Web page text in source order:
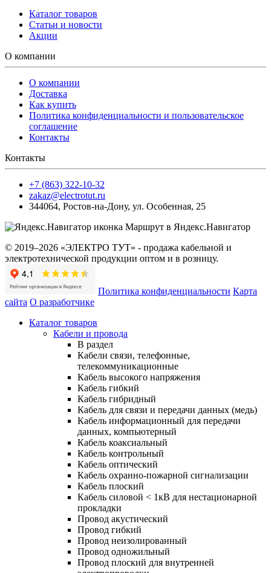
Каталог товаров
Статьи и новости
Акции
О компании
О компании
Доставка
Как купить
Политика конфиденциальности и пользовательское
соглашение
Контакты
Контакты
+7 (863) 322-10-32
zakaz@electrotut.ru
344064, Ростов-на-Дону, ул. Особенная, 25
Маршрут в Яндекс.Навигатор
© 2019–2026 «ЭЛЕКТРО ТУТ» - продажа кабельной и
электротехнической продукции оптом и в розницу.
Политика конфиденциальности Карта
сайта О разработчике
Каталог товаров
Кабели и провода
В раздел
Кабели связи, телефонные,
телекоммуникационные
Кабель высокого напряжения
Кабель гибкий
Кабель гибридный
Кабель для связи и передачи данных (медь)
Кабель информационный для передачи
данных, компьютерный
Кабель коаксиальный
Кабель контрольный
Кабель оптический
Кабель охранно-пожарной сигнализации
Кабель плоский
Кабель силовой < 1кВ для нестационарной
прокладки
Провод акустический
Провод гибкий
Провод неизолированный
Провод одножильный
Провод плоский для внутренней